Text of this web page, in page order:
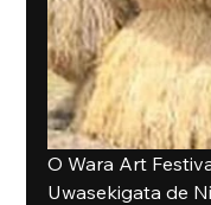
O Wara Art
Uwasekigata de